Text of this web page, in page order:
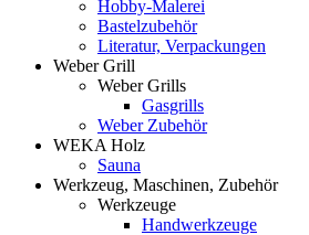
Hobby-Malerei
Bastelzubehör
Literatur, Verpackungen
Weber Grill
Weber Grills
Gasgrills
Weber Zubehör
WEKA Holz
Sauna
Werkzeug, Maschinen, Zubehör
Werkzeuge
Handwerkzeuge